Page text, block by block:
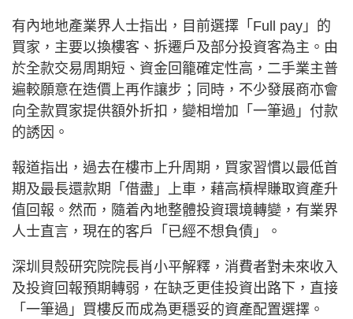
有內地地產業界人士指出，目前選擇「Full pay」的
買家，主要以換樓客、拆遷戶及部分投資客為主。由
於全款交易周期短、資金回籠確定性高，二手業主普
遍較願意在造價上再作讓步；同時，不少發展商亦會
向全款買家提供額外折扣，變相增加「一筆過」付款
的誘因。
報道指出，過去在樓市上升周期，買家習慣以最低首
期及最長還款期「借盡」上車，藉高槓桿賺取資產升
值回報。然而，隨着內地整體投資環境轉變，有業界
人士直言，現在的客戶「已經不想負債」。
深圳貝殼研究院院長肖小平解釋，消費者對未來收入
及投資回報預期轉弱，在缺乏更佳投資出路下，直接
「一筆過」買樓反而成為更穩妥的資產配置選擇。